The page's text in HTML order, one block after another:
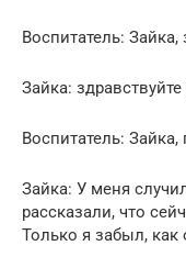
Воспитатель: Зайка,
Зайка: здравствуйте
Воспитатель:
Зайка: У меня
рассказали, что
Только я забыл, как